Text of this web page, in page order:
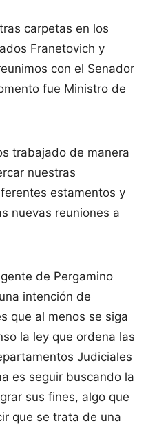
carpetas en los
Franetovich y
con el Senador
fue Ministro de
trabajado de manera
nuestras
estamentos y
nuevas reuniones a
de Pergamino
intención de
que al menos se siga
la ley que ordena las
Judiciales
es seguir buscando la
sus fines, algo que
que se trata de una